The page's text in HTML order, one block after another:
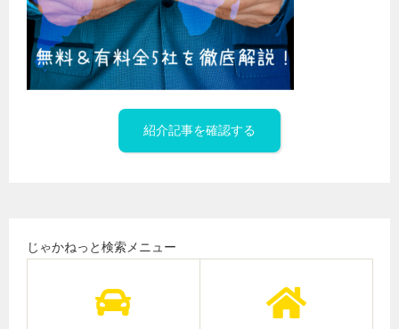
紹介記事を確認する
じゃかねっと検索メニュー